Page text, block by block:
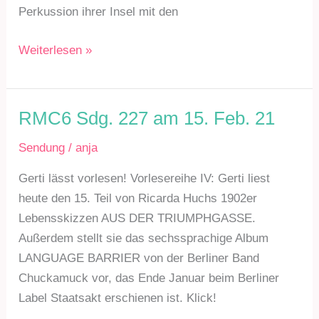
Perkussion ihrer Insel mit den
RMC6
229
am
15.
März
Weiterlesen »
RMC6 Sdg. 227 am 15. Feb. 21
Sendung /anja
Gerti lässt vorlesen! Vorlesereihe IV: Gerti liest
heute den 15. Teil von Ricarda Huchs 1902er
Lebensskizzen AUS DER TRIUMPHGASSE.
Außerdem stellt sie das sechssprachige Album
LANGUAGE BARRIER von der Berliner Band
Chuckamuck vor, das Ende Januar beim Berliner
Label Staatsakt erschienen ist. Klick!